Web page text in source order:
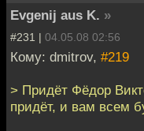
Evgenij aus K. »
#231 | 04.05.08 02:56
Кому: dmitrov, #219
> Придёт Фёдор
придёт, и вам всем